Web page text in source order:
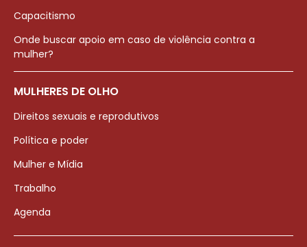
Capacitismo
Onde buscar apoio em caso de violência contra a
mulher?
MULHERES DE OLHO
Direitos sexuais e reprodutivos
Política e poder
Mulher e Mídia
Trabalho
Agenda